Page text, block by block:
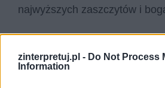
zinterpretuj.pl - Do Not Process
Information
najwyższych zaszczytów i
Czytaj także:
Balladyna –
Wina jako motyw